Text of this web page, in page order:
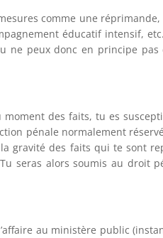
comme une
éducatif intensif,
ne peux donc en principe pas
des faits, tu es
pénale normalement
gravité des faits qui te sont
seras alors soumis au droit
au ministère public